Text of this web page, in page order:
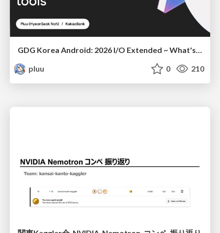
GDG Korea Android: 2026 I/O Extended ~ What's new in Android development tools
pluu
0 210